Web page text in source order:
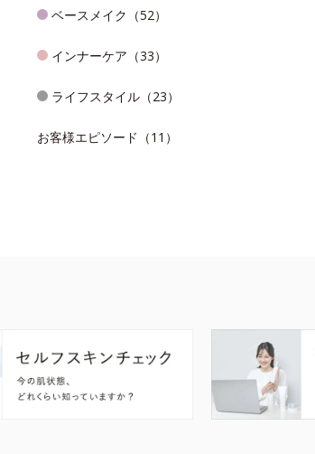
ベースメイク（52）
インナーケア（33）
ライフスタイル（23）
お客様エピソード（11）